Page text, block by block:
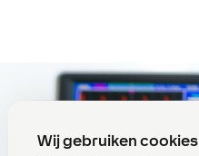
Wij gebruiken cookies